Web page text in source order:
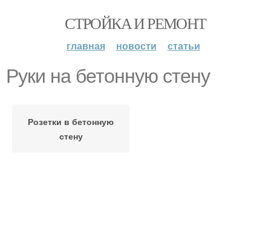
СТРОЙКА И РЕМОНТ
главная новости статьи
Руки на бетонную стену
Розетки в бетонную
стену